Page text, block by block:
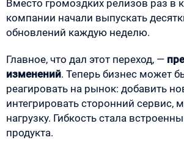
Вместо громоздких релизов раз в
компании начали выпускать
обновлений каждую неделю.
Главное, что дал этот переход, —
изменений. Теперь бизнес может
реагировать на рынок: добавить
интегрировать сторонний сервис,
нагрузку. Гибкость стала
продукта.